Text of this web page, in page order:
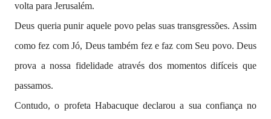
volta para Jerusalém.
Deus queria punir aquele povo pelas suas transgressões. Assim
como fez com Jó, Deus também fez e faz com Seu povo. Deus
prova a nossa fidelidade através dos momentos difíceis que
passamos.
Contudo, o profeta Habacuque declarou a sua confiança no